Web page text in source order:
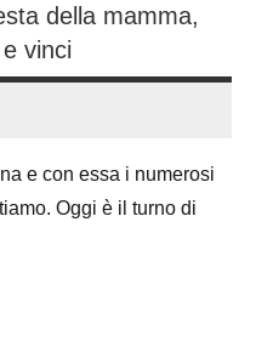
della mamma,
vinci
e con essa i numerosi
Oggi è il turno di